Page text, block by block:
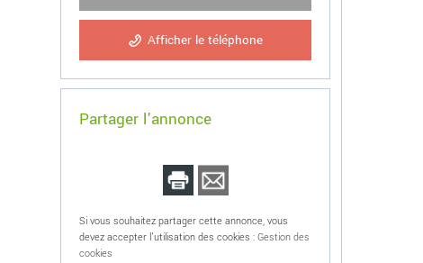
Afficher le téléphone
Partager l'annonce
Si vous souhaitez partager cette annonce, vous
devez accepter l'utilisation des cookies :Gestion des
cookies